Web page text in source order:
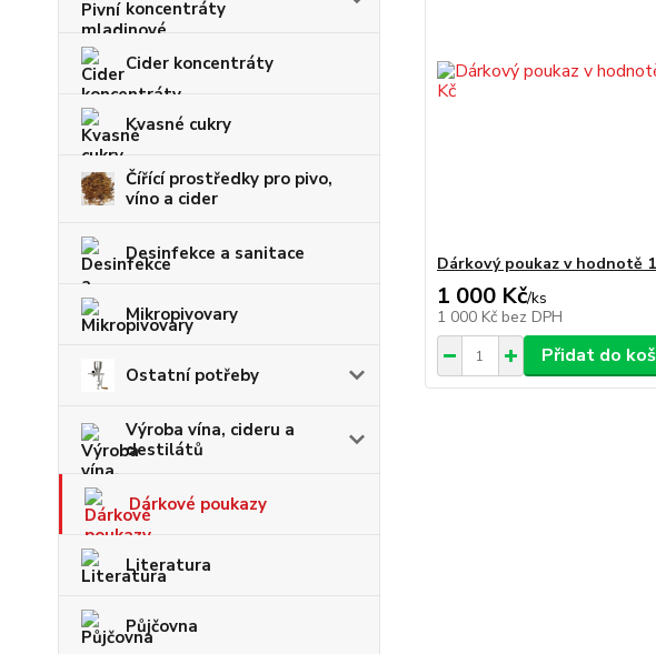
koncentráty
Cider koncentráty
Kvasné cukry
Čířící prostředky pro pivo,
víno a cider
Desinfekce a sanitace
Mikropivovary
Ostatní potřeby
Výroba vína, cideru a
destilátů
Dárkové poukazy
Literatura
Půjčovna
Dárkový poukaz v hodnotě
1 000 Kč/ks
1 000 Kč bez DPH
Přidat do